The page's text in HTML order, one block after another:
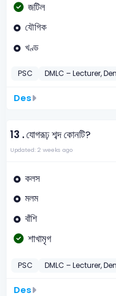
জটিল
যৌগিক
খণ্ড
PSC DMLC – Lecturer,
Des
13 .যোগরূঢ় শব্দ কোনটি?
Updated: 2 weeks ago
কলস
মলম
বাঁশি
শাখামৃগ
PSC DMLC – Lecturer,
Des